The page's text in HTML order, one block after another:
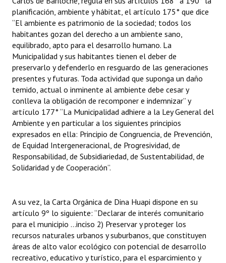
planificación, ambiente y hábitat, el artículo 175° que dice
“El ambiente es patrimonio de la sociedad; todos los
habitantes gozan del derecho a un ambiente sano,
equilibrado, apto para el desarrollo humano. La
Municipalidad y sus habitantes tienen el deber de
preservarlo y defenderlo en resguardo de las generaciones
presentes y futuras. Toda actividad que suponga un daño
temido, actual o inminente al ambiente debe cesar y
conlleva la obligación de recomponer e indemnizar” y
artículo 177° “La Municipalidad adhiere a la Ley General del
Ambiente y en particular a los siguientes principios
expresados en ella: Principio de Congruencia, de Prevención,
de Equidad Intergeneracional, de Progresividad, de
Responsabilidad, de Subsidiariedad, de Sustentabilidad, de
Solidaridad y de Cooperación”.
A su vez, la Carta Orgánica de Dina Huapi dispone en su
artículo 9º lo siguiente: “Declarar de interés comunitario
para el municipio …inciso 2) Preservar y proteger los
recursos naturales urbanos y suburbanos, que constituyen
áreas de alto valor ecológico con potencial de desarrollo
recreativo, educativo y turístico, para el esparcimiento y